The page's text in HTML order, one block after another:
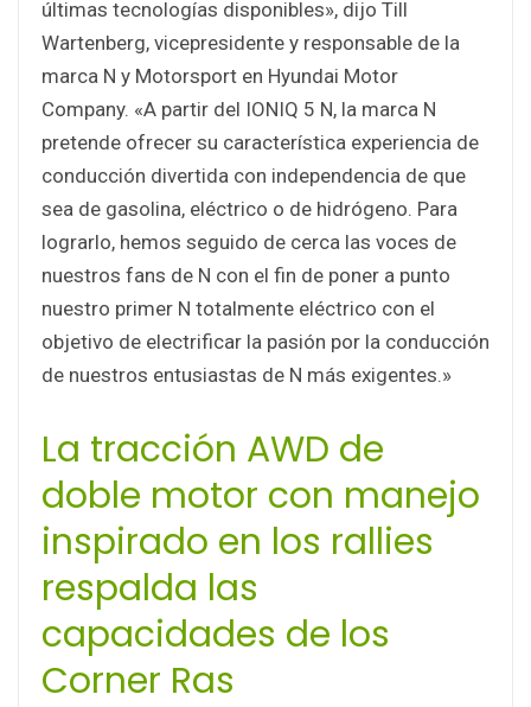
últimas tecnologías disponibles», dijo Till
Wartenberg, vicepresidente y responsable de la
marca N y Motorsport en Hyundai Motor
Company. «A partir del IONIQ 5 N, la marca N
pretende ofrecer su característica experiencia de
conducción divertida con independencia de que
sea de gasolina, eléctrico o de hidrógeno. Para
lograrlo, hemos seguido de cerca las voces de
nuestros fans de N con el fin de poner a punto
nuestro primer N totalmente eléctrico con el
objetivo de electrificar la pasión por la conducción
de nuestros entusiastas de N más exigentes.»
La tracción AWD de
doble motor con manejo
inspirado en los rallies
respalda las
capacidades de los
Corner Ras